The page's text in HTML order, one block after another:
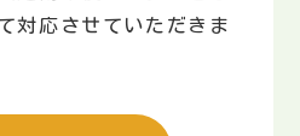
対応させていただきま